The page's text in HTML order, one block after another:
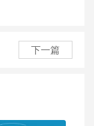
下一篇